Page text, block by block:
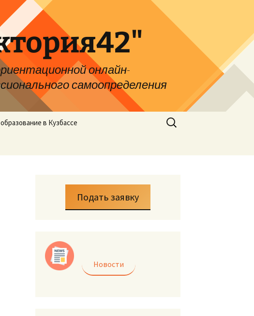
онлайн-
самоопределения
в Кузбассе
Подать заявку
Новости